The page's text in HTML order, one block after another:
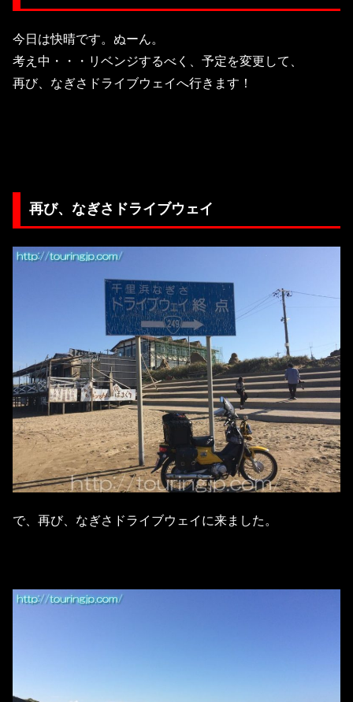
今日は快晴です。ぬーん。
考え中・・・リベンジするべく、予定を変更して、
再び、なぎさドライブウェイへ行きます！
再び、なぎさドライブウェイ
で、再び、なぎさドライブウェイに来ました。